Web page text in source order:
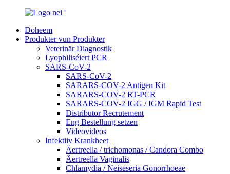
Doheem
Produkter vun Produkter
Veterinär Diagnostik
Lyophiliséiert PCR
SARS-CoV-2
SARS-CoV-2
SARARS-COV-2 Antigen Kit
SARARS-COV-2 RT-PCR
SARARS-COV-2 IGG / IGM Rapid Test
Distributor Recrutement
Eng Bestellung setzen
Videovideos
Infektiiv Krankheet
Äertreella / trichomonas / Candora Combo
Äertreella Vaginalis
Chlamydia / Neiseseria Gonorrhoeae